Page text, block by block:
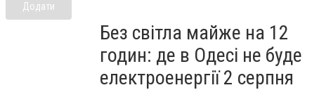
Додати
Без світла майже на 12
годин: де в Одесі не буде
електроенергії 2 серпня